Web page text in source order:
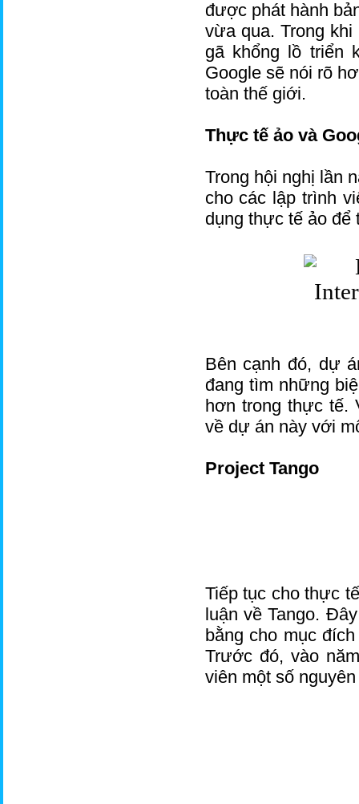
được phát hành
vừa qua. Trong
gã khổng lồ triển
Google sẽ nói rõ
toàn thế giới.
Thực tế ảo và
Trong hội nghị lần
cho các lập trình
dụng thực tế ảo để
Bên cạnh đó, dự
đang tìm những
hơn trong thực tế.
về dự án này với
Project Tango
Tiếp tục cho thực
luận về Tango.
bằng cho mục
Trước đó, vào
viên một số